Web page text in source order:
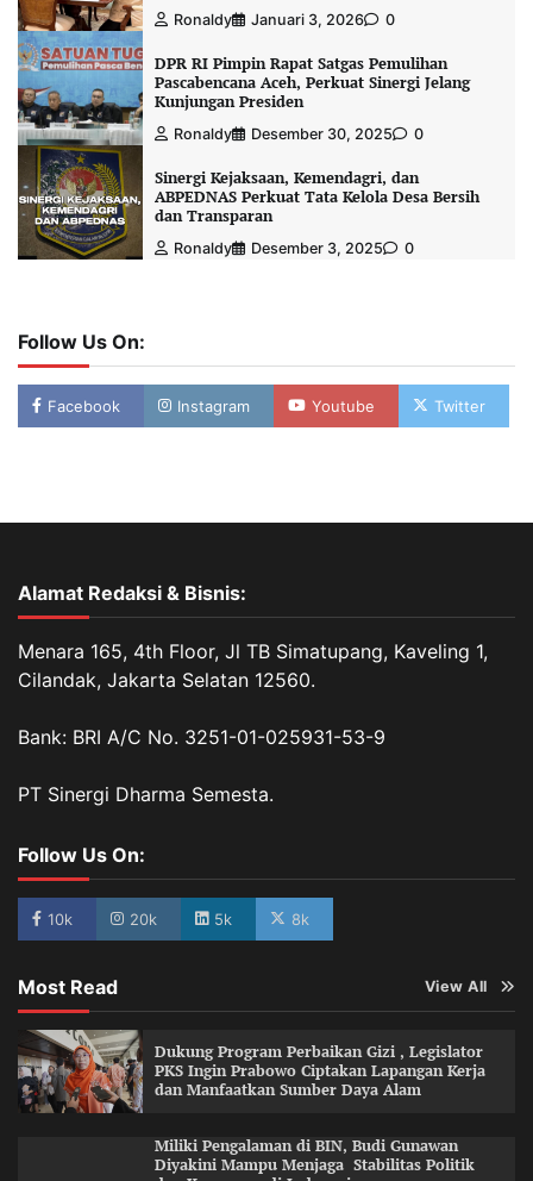
Ronaldy Januari 3, 2026 0
DPR RI Pimpin Rapat Satgas Pemulihan
Pascabencana Aceh, Perkuat Sinergi Jelang
Kunjungan Presiden
Ronaldy Desember 30, 2025 0
Sinergi Kejaksaan, Kemendagri, dan
ABPEDNAS Perkuat Tata Kelola Desa Bersih
dan Transparan
Ronaldy Desember 3, 2025 0
Follow Us On:
Facebook Instagram Youtube Twitter
Alamat Redaksi & Bisnis:
Menara 165, 4th Floor, Jl TB Simatupang, Kaveling 1,
Cilandak, Jakarta Selatan 12560.
Bank: BRI A/C No. 3251-01-025931-53-9
PT Sinergi Dharma Semesta.
Follow Us On:
10k 20k 5k 8k
Most Read View All
Dukung Program Perbaikan Gizi , Legislator
PKS Ingin Prabowo Ciptakan Lapangan Kerja
dan Manfaatkan Sumber Daya Alam
Miliki Pengalaman di BIN, Budi Gunawan
Diyakini Mampu Menjaga Stabilitas Politik